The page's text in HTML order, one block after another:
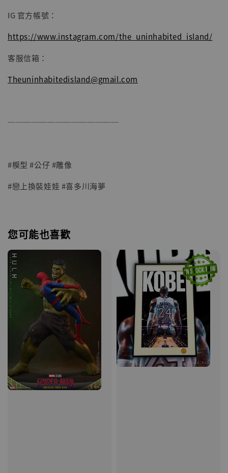
IG 官方帳號：
https://www.instagram.com/the_uninhabited_island/
客服信箱：
Theuninhabitedisland@gmail.com
──────────────
#模型 #公仔 #雕像
#戀上換裝娃娃 #喜多川海夢
您可能也喜歡